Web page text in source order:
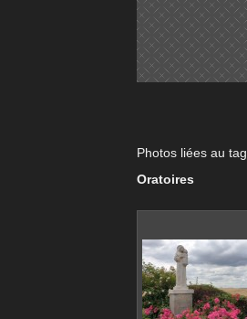
Photos liées au tag
Oratoires